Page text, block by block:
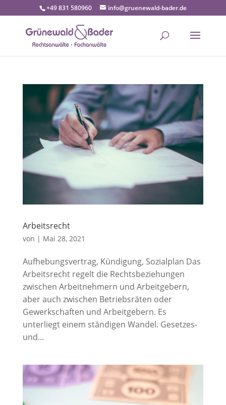
+49 831 580960 info@gruenewald-bader.de
Arbeitsrecht
von | Mai 28, 2021
Aufhebungsvertrag, Kündigung, Sozialplan Das
Arbeitsrecht regelt die Rechtsbeziehungen
zwischen Arbeitnehmern und Arbeitgebern,
aber auch zwischen Betriebsräten oder
Gewerkschaften und Arbeitgebern. Es
unterliegt einem ständigen Wandel. Gesetzes-
und...